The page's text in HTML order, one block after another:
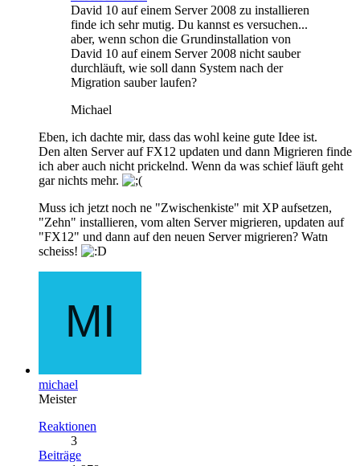
David 10 auf einem Server 2008 zu installieren
finde ich sehr mutig. Du kannst es versuchen...
aber, wenn schon die Grundinstallation von
David 10 auf einem Server 2008 nicht sauber
durchläuft, wie soll dann System nach der
Migration sauber laufen?
Michael
Eben, ich dachte mir, dass das wohl keine gute Idee ist.
Den alten Server auf FX12 updaten und dann Migrieren finde
ich aber auch nicht prickelnd. Wenn da was schief läuft geht
gar nichts mehr.
Muss ich jetzt noch ne "Zwischenkiste" mit XP aufsetzen,
"Zehn" installieren, vom alten Server migrieren, updaten auf
"FX12" und dann auf den neuen Server migrieren? Watn
scheiss!
michael
Meister
Reaktionen
3
Beiträge